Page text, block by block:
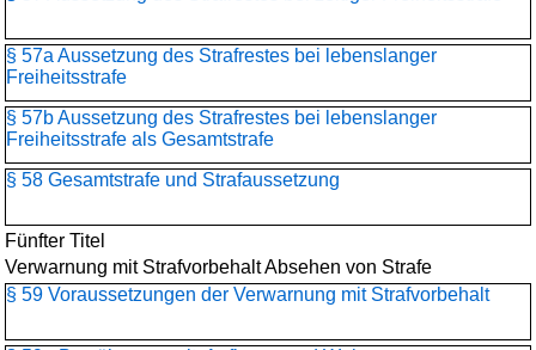
§ 57a Aussetzung des Strafrestes bei lebenslanger
Freiheitsstrafe
§ 57b Aussetzung des Strafrestes bei lebenslanger
Freiheitsstrafe als Gesamtstrafe
§ 58 Gesamtstrafe und Strafaussetzung
Fünfter Titel
Verwarnung mit Strafvorbehalt Absehen von Strafe
§ 59 Voraussetzungen der Verwarnung mit Strafvorbehalt